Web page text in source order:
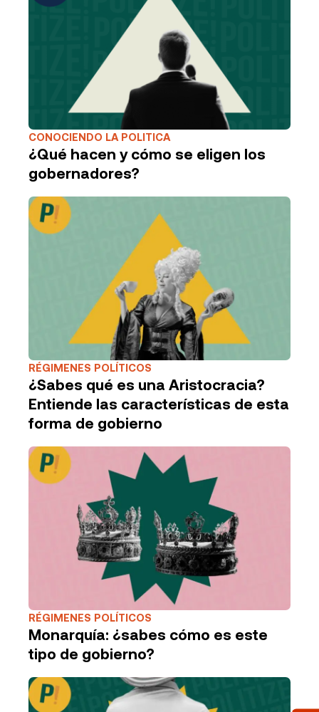
CONOCIENDO LA POLITICA
¿Qué hacen y cómo se eligen los
gobernadores?
RÉGIMENES POLÍTICOS
¿Sabes qué es una Aristocracia?
Entiende las características de esta
forma de gobierno
RÉGIMENES POLÍTICOS
Monarquía: ¿sabes cómo es este
tipo de gobierno?